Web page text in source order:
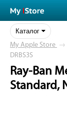
Каталог
My Apple Store →
DRBS3S
Ray-Ban
Standard,